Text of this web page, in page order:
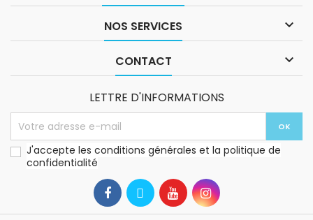
NOS SERVICES 
CONTACT 
LETTRE D'INFORMATIONS
J'accepte les conditions générales et la politique de
confidentialité